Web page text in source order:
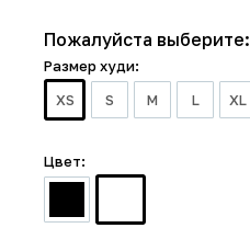
Пожалуйста выберите:
Размер худи:
XS
S M L XL
Цвет: